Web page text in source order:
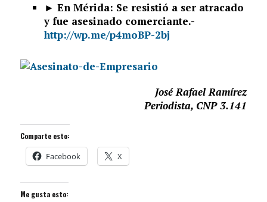
► En Mérida: Se resistió a ser atracado
y fue asesinado comerciante.-
http://wp.me/p4moBP-2bj
José Rafael Ramírez
Periodista, CNP 3.141
Comparte esto:
Facebook X
Me gusta esto: